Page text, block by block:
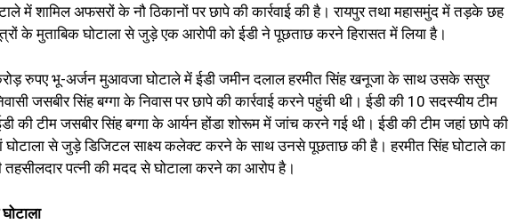
में शामिल अफसरों के नौ ठिकानों पर छापे की कार्रवाई की है। रायपुर तथा महासमुंद में तड़के छह
के मुताबिक घोटाला से जुड़े एक आरोपी को ईडी ने पूछताछ करने हिरासत में लिया है।
रुपए भू-अर्जन मुआवजा घोटाले में ईडी जमीन दलाल हरमीत सिंह खनूजा के साथ उसके ससुर
जसबीर सिंह बग्गा के निवास पर छापे की कार्रवाई करने पहुंची थी। ईडी की 10 सदस्यीय टीम
की टीम जसबीर सिंह बग्गा के आर्यन होंडा शोरूम में जांच करने गई थी। ईडी की टीम जहां छापे की
घोटाला से जुड़े डिजिटल साक्ष्य कलेक्ट करने के साथ उनसे पूछताछ की है। हरमीत सिंह घोटाले का
पत्नी की मदद से घोटाला करने का आरोप है।